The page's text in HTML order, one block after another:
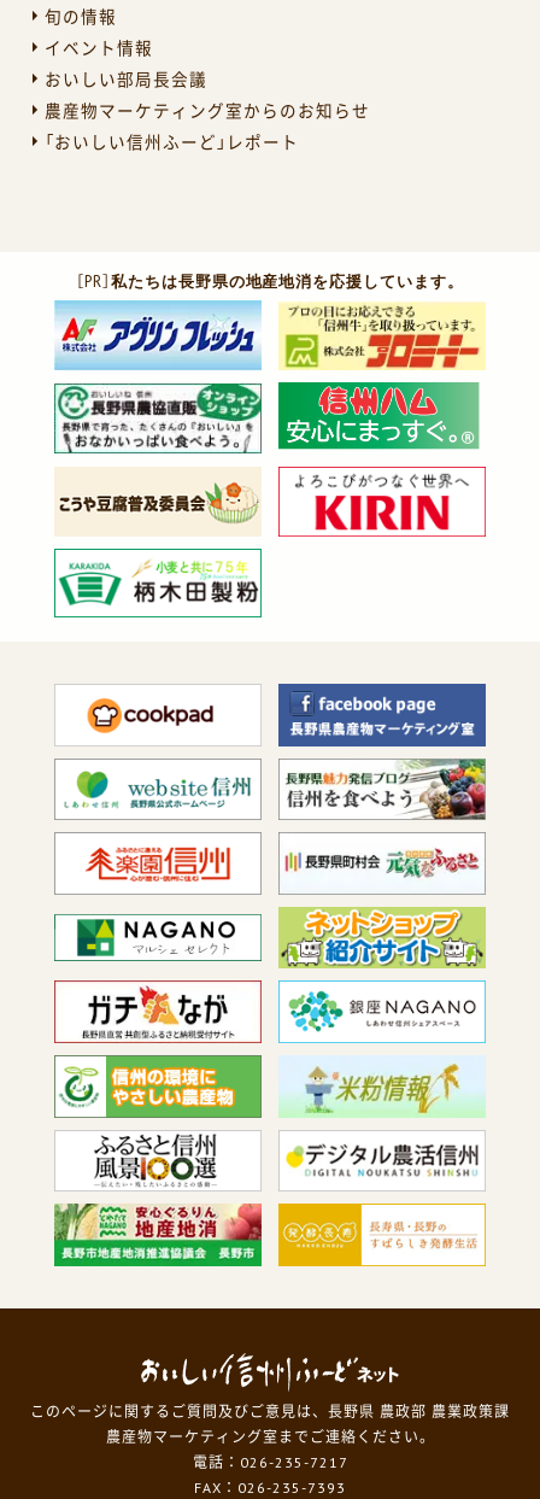
旬の情報
イベント情報
おいしい部局長会議
農産物マーケティング室からのお知らせ
「おいしい信州ふーど」レポート
［PR］私たちは長野県の地産地消を応援しています。
このページに関するご質問及びご意見は、長野県 農政部 農業政策課
農産物マーケティング室までご連絡ください。
電話：026-235-7217
FAX：026-235-7393